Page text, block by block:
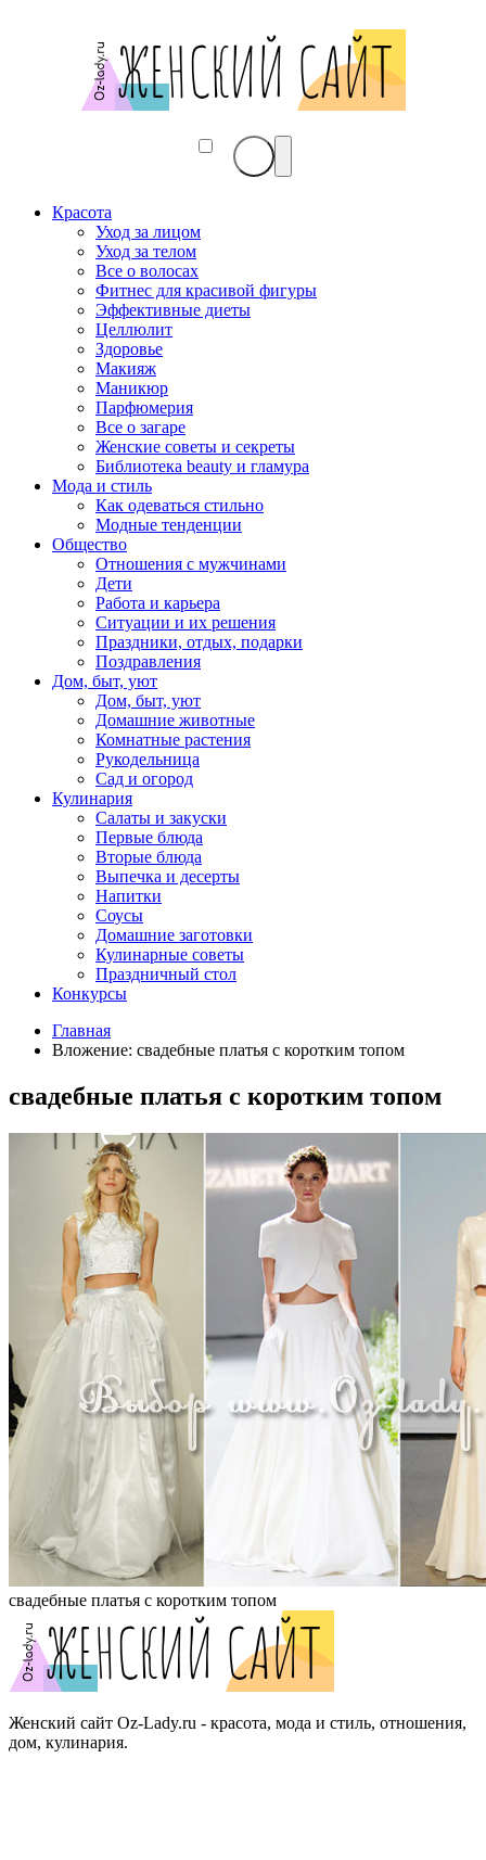
Красота
Уход за лицом
Уход за телом
Все о волосах
Фитнес для красивой фигуры
Эффективные диеты
Целлюлит
Здоровье
Макияж
Маникюр
Парфюмерия
Все о загаре
Женские советы и секреты
Библиотека beauty и гламура
Мода и стиль
Как одеваться стильно
Модные тенденции
Общество
Отношения с мужчинами
Дети
Работа и карьера
Ситуации и их решения
Праздники, отдых, подарки
Поздравления
Дом, быт, уют
Дом, быт, уют
Домашние животные
Комнатные растения
Рукодельница
Сад и огород
Кулинария
Салаты и закуски
Первые блюда
Вторые блюда
Выпечка и десерты
Напитки
Соусы
Домашние заготовки
Кулинарные советы
Праздничный стол
Конкурсы
Главная
Вложение: свадебные платья с коротким топом
свадебные платья с коротким топом
свадебные платья с коротким топом
Женский сайт Oz-Lady.ru - красота, мода и стиль, отношения,
дом, кулинария.